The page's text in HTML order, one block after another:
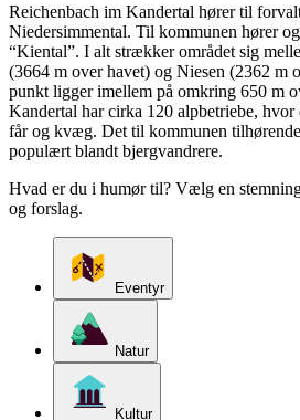
Reichenbach im Kandertal hører til
Niedersimmental. Til kommunen hører
“Kiental”. I alt strækker området sig
(3664 m over havet) og Niesen (2362 m
punkt ligger imellem på omkring 650 m
Kandertal har cirka 120 alpbetriebe, hvor
får og kvæg. Det til kommunen
populært blandt bjergvandrere.
Hvad er du i humør til? Vælg en
og forslag.
Eventyr
Natur
Kultur